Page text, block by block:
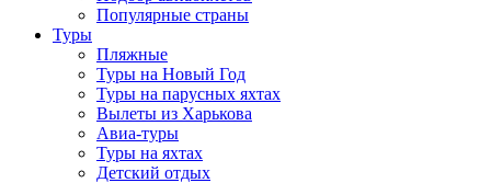
Популярные страны
Туры
Пляжные
Туры на Новый Год
Туры на парусных яхтах
Вылеты из Харькова
Авиа-туры
Туры на яхтах
Детский отдых